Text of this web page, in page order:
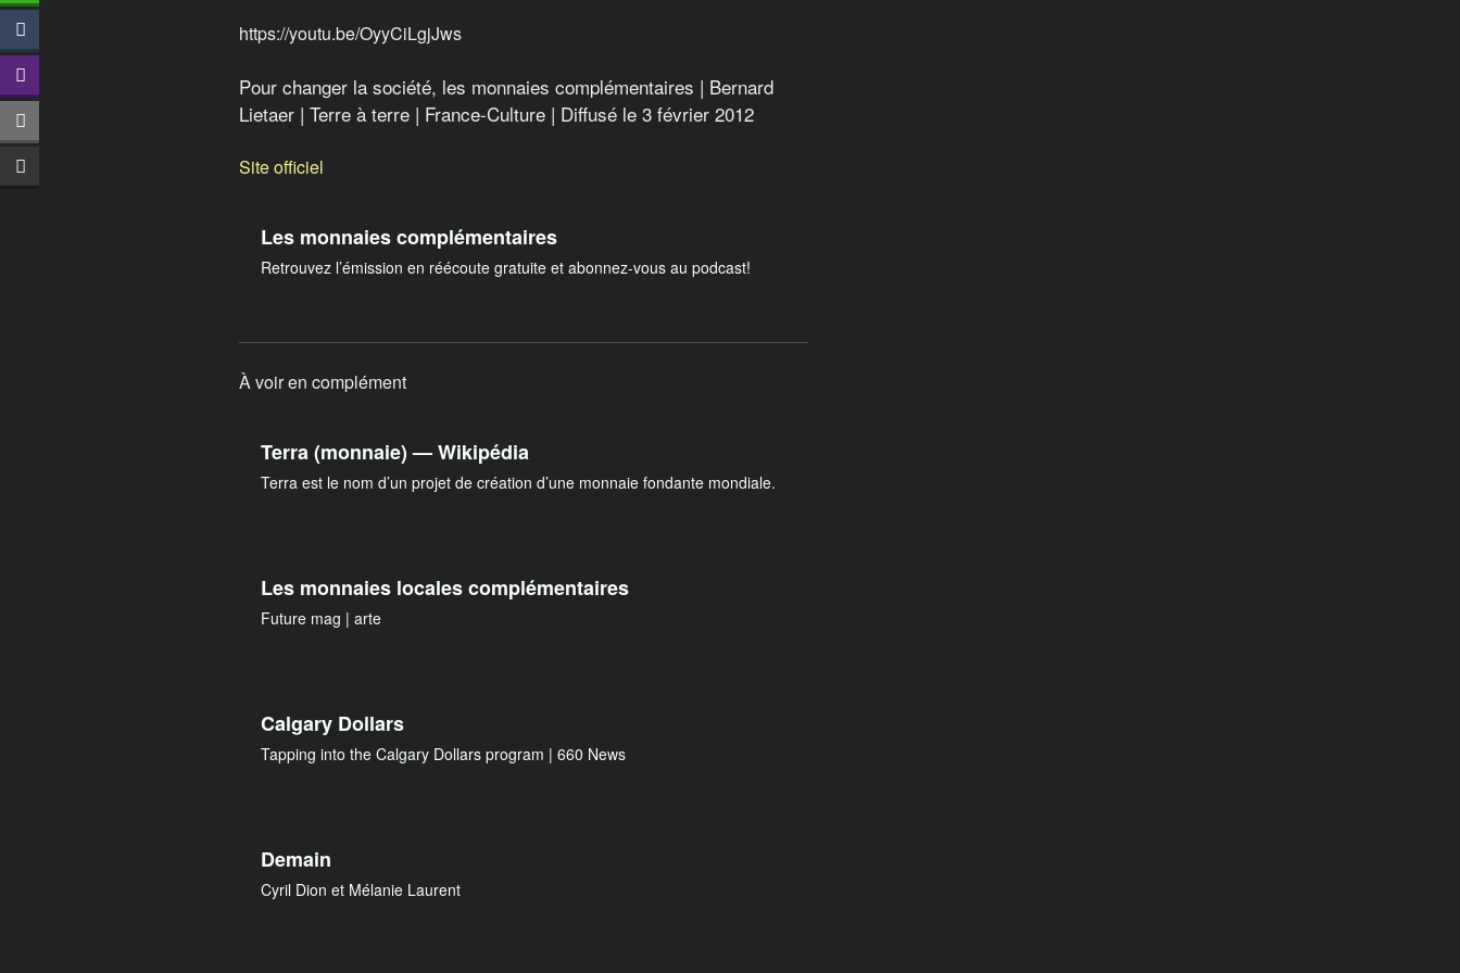
https://youtu.be/OyyCiLgjJws
Pour changer la société, les monnaies complémentaires | Bernard
Lietaer | Terre à terre | France-Culture | Diffusé le 3 février 2012
Site officiel
Les monnaies complémentaires
Retrouvez l’émission en réécoute gratuite et abonnez-vous au podcast!
À voir en complément
Terra (monnaie) — Wikipédia
Terra est le nom d’un projet de création d’une monnaie fondante mondiale.
Les monnaies locales complémentaires
Future mag | arte
Calgary Dollars
Tapping into the Calgary Dollars program | 660 News
Demain
Cyril Dion et Mélanie Laurent